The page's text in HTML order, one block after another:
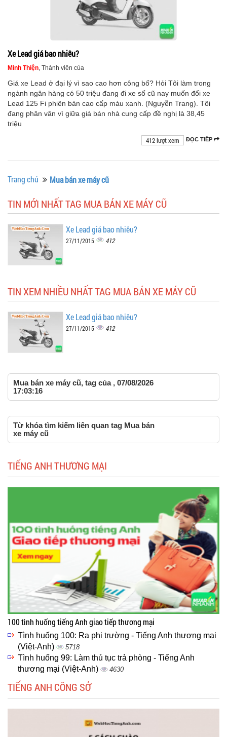
Xe Lead giá bao nhiêu?
Minh Thiện , Thành viên của
Giá xe Lead ở đại lý vì sao cao hơn công bố? Hỏi Tôi làm trong
ngành ngân hàng có 50 triệu đang đi xe số cũ nay muốn đổi xe
Lead 125 Fi phiên bản cao cấp màu xanh. (Nguyễn Trang). Tôi
đang phân vân vì giữa giá bán nhà cung cấp đề nghị là 38,45
triệu
ĐỌC TIẾP
412 lượt xem
Trang chủ Mua bán xe máy cũ
TIN MỚI NHẤT TAG MUA BÁN XE MÁY CŨ
Xe Lead giá bao nhiêu?
27/11/2015 412
TIN XEM NHIỀU NHẤT TAG MUA BÁN XE MÁY CŨ
Xe Lead giá bao nhiêu?
27/11/2015 412
Mua bán xe máy cũ, tag của , 07/08/2026
17:03:16
Từ khóa tìm kiếm liên quan tag Mua bán
xe máy cũ
TIẾNG ANH THƯƠNG MẠI
100 tình huống tiếng Anh giao tiếp thương mại
Tình huống 100: Ra phi trường - Tiếng Anh thương mại
(Việt-Anh)
5718
Tình huống 99: Làm thủ tục trả phòng - Tiếng Anh
thương mại (Việt-Anh)
4630
TIẾNG ANH CÔNG SỞ